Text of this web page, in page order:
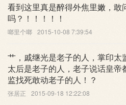
看到这里真是醉得外焦里嫩，敢
吗？！！！！！
啷里个啷 2015-10-08 7:39:54
艹，戚继光是老子的人，掌印太
太后是老子的人，老子说话皇帝
监找死敢动老子的人！？
张居正 2015-09-18 12:22:08